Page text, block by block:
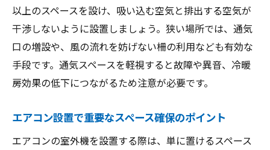
以上のスペースを設け、吸い込む空気と排出する空気が
干渉しないように設置しましょう。狭い場所では、通気
口の増設や、風の流れを妨げない柵の利用なども有効な
手段です。通気スペースを軽視すると故障や異音、冷暖
房効果の低下につながるため注意が必要です。
エアコン設置で重要なスペース確保のポイント
エアコンの室外機を設置する際は、単に置けるスペース